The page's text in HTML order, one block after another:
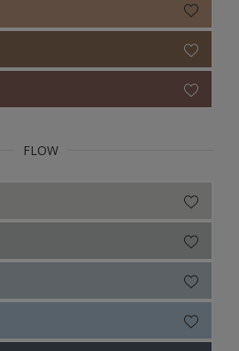
FLOW